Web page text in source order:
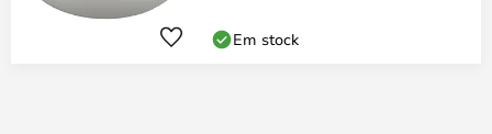
Em stock